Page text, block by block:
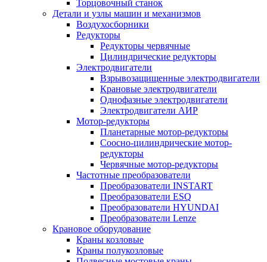
Торцовочный станок
Детали и узлы машин и механизмов
Воздухосборники
Редукторы
Редукторы червячные
Цилиндрические редукторы
Электродвигатели
Взрывозащищенные электродвигатели
Крановые электродвигатели
Однофазные электродвигатели
Электродвигатели АИР
Мотор-редукторы
Планетарные мотор-редукторы
Соосно-цилиндрические мотор-
редукторы
Червячные мотор-редукторы
Частотные преобразователи
Преобразователи INSTART
Преобразователи ESQ
Преобразователи HYUNDAI
Преобразователи Lenze
Крановое оборудование
Краны козловые
Краны полукозловые